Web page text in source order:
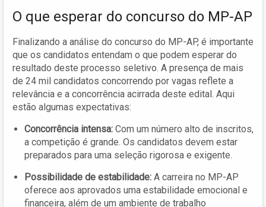
O que esperar do concurso do MP-AP
Finalizando a análise do concurso do MP-AP, é importante
que os candidatos entendam o que podem esperar do
resultado deste processo seletivo. A presença de mais
de 24 mil candidatos concorrendo por vagas reflete a
relevância e a concorrência acirrada deste edital. Aqui
estão algumas expectativas:
Concorrência intensa: Com um número alto de inscritos,
a competição é grande. Os candidatos devem estar
preparados para uma seleção rigorosa e exigente.
Possibilidade de estabilidade: A carreira no MP-AP
oferece aos aprovados uma estabilidade emocional e
financeira, além de um ambiente de trabalho